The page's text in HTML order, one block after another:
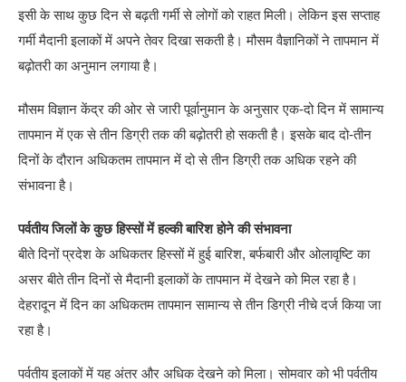
इसी के साथ कुछ दिन से बढ़ती गर्मी से लोगों को राहत मिली। लेकिन इस सप्ताह
गर्मी मैदानी इलाकों में अपने तेवर दिखा सकती है। मौसम वैज्ञानिकों ने तापमान में
बढ़ोतरी का अनुमान लगाया है।
मौसम विज्ञान केंद्र की ओर से जारी पूर्वानुमान के अनुसार एक-दो दिन में सामान्य
तापमान में एक से तीन डिग्री तक की बढ़ोतरी हो सकती है। इसके बाद दो-तीन
दिनों के दौरान अधिकतम तापमान में दो से तीन डिग्री तक अधिक रहने की
संभावना है।
पर्वतीय जिलों के कुछ हिस्सों में हल्की बारिश होने की संभावना
बीते दिनों प्रदेश के अधिकतर हिस्सों में हुई बारिश, बर्फबारी और ओलावृष्टि का
असर बीते तीन दिनों से मैदानी इलाकों के तापमान में देखने को मिल रहा है।
देहरादून में दिन का अधिकतम तापमान सामान्य से तीन डिग्री नीचे दर्ज किया जा
रहा है।
पर्वतीय इलाकों में यह अंतर और अधिक देखने को मिला। सोमवार को भी पर्वतीय